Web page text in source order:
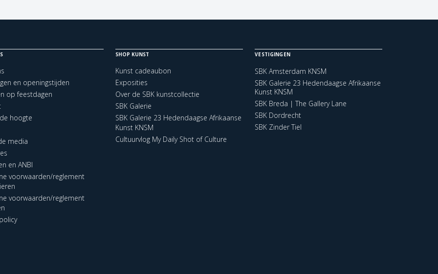
en openingstijden
op feestdagen
hoogte
media
en ANBI
voorwaarden/reglement
voorwaarden/reglement
SHOP KUNST
Kunst cadeaubon
Exposities
Over de SBK kunstcollectie
SBK Galerie
SBK Galerie 23 Hedendaagse Afrikaanse
Kunst KNSM
Cultuurvlog My Daily Shot of Culture
VESTIGINGEN
SBK Amsterdam KNSM
SBK Galerie 23 Hedendaagse Afrikaanse
Kunst KNSM
SBK Breda | The Gallery Lane
SBK Dordrecht
SBK Zinder Tiel